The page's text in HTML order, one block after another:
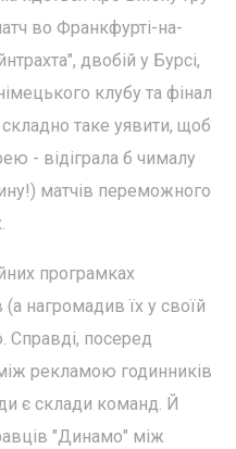
во Франкфурті-на-
двобій у Бурсі,
клубу та фінал
таке уявити, щоб
- відіграла б чималу
матчів переможного
програмках
нагромадив їх у своїй
Справді, посеред
рекламою годинників
є склади команд. Й
"Динамо" між